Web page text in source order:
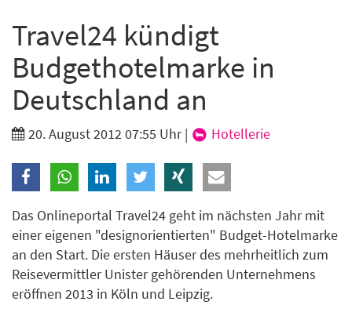
Travel24 kündigt
Budgethotelmarke in
Deutschland an
20. August 2012 07:55 Uhr| Hotellerie
Das Onlineportal Travel24 geht im nächsten Jahr mit
einer eigenen "designorientierten" Budget-Hotelmarke
an den Start. Die ersten Häuser des mehrheitlich zum
Reisevermittler Unister gehörenden Unternehmens
eröffnen 2013 in Köln und Leipzig.
E-Mail*
Branche
Ich möchte folgende Newsletter erhalten
Tageskarte-Newsletter (gegen 8.30 Uhr)
Ich habe dieDatenschutzerklärungzur Kenntnis
genommen.